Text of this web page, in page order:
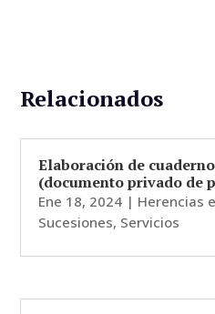
Relacionados
Elaboración de
(documento privado de
Ene 18, 2024 | Herencias
Sucesiones, Servicios